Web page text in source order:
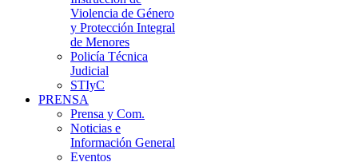
Violencia de Género
y Protección Integral
de Menores
Policía Técnica
Judicial
STIyC
PRENSA
Prensa y Com.
Noticias e
Información General
Eventos